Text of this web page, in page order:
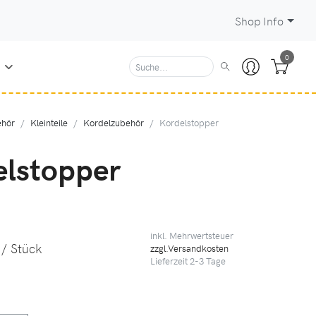
Shop Info
0
Kleinteile Kordelzubehör Kordelstopper
/ Stück
inkl. Mehrwertsteuer
zzgl.Versandkosten
Lieferzeit 2-3Tage